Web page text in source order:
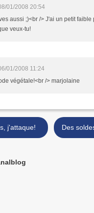
01/2008 20:54
aussi ;)<br /> J'ai un petit
veux-tu!
01/2008 11:24
végétale!<br /> marjolaine
j'attaque!